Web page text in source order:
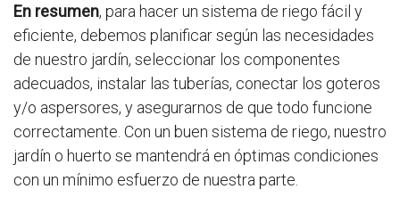
En resumen, para hacer un sistema de riego fácil y
eficiente, debemos planificar según las necesidades
de nuestro jardín, seleccionar los componentes
adecuados, instalar las tuberías, conectar los goteros
y/o aspersores, y asegurarnos de que todo funcione
correctamente. Con un buen sistema de riego, nuestro
jardín o huerto se mantendrá en óptimas condiciones
con un mínimo esfuerzo de nuestra parte.